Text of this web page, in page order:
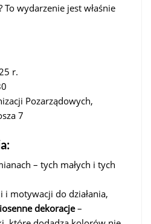
wydarzenie jest właśnie
r.
Pozarządowych,
7
– tych małych i tych
i motywacji do działania,
dekoracje–